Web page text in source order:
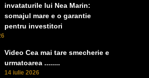
invataturile lui Nea Marin:
somajul mare e o garantie
pentru investitori
Video Cea mai tare smecherie e
urmatoarea ........
14 iulie 2026